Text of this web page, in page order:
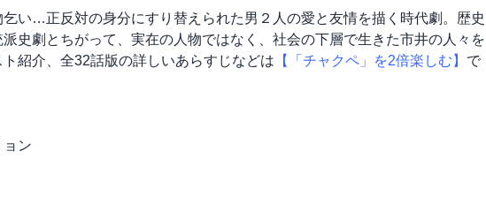
乞い…正反対の身分にすり替えられた男２人の愛と友情を描く時代劇。歴史
史劇とちがって、実在の人物ではなく、社会の下層で生きた市井の人々を
紹介、全32話版の詳しいあらすじなどは 【「チャクペ」を2倍楽しむ】 で
ン